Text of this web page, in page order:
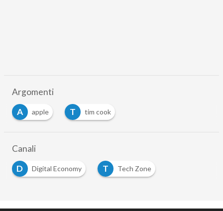
Argomenti
A
apple T tim cook
Canali
D
Digital Economy T Tech Zone